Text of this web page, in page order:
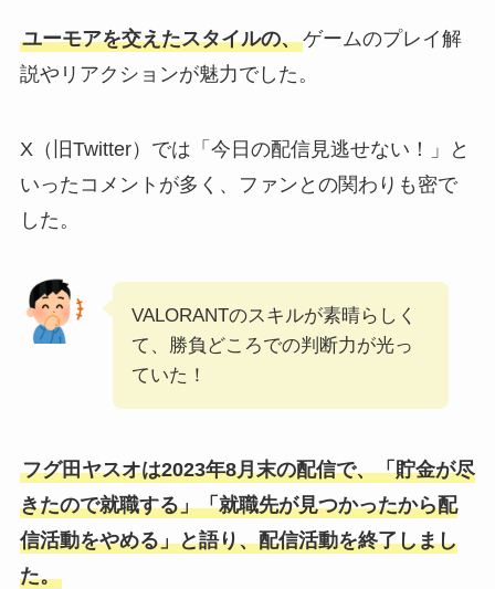
ユーモアを交えたスタイルの、ゲームのプレイ解
説やリアクションが魅力でした。
X（旧Twitter）では「今日の配信見逃せない！」と
いったコメントが多く、ファンとの関わりも密で
した。
VALORANTのスキルが素晴らしく
て、勝負どころでの判断力が光っ
ていた！
フグ田ヤスオは2023年8月末の配信で、「貯金が尽
きたので就職する」「就職先が見つかったから配
信活動をやめる」と語り、配信活動を終了しまし
た。